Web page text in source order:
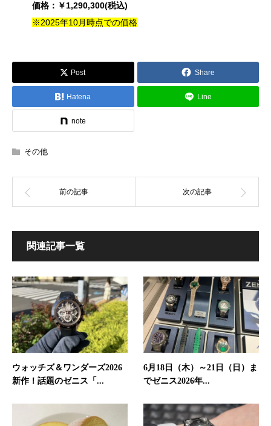
価格：￥1,290,300(税込)
※2025年10月時点での価格
Post Share
Hatena Line
note
その他
関連記事一覧
ウォッチズ＆ワンダーズ2026
新作！話題のゼニス「...
6月18日（木）～21日（日）ま
でゼニス2026年...